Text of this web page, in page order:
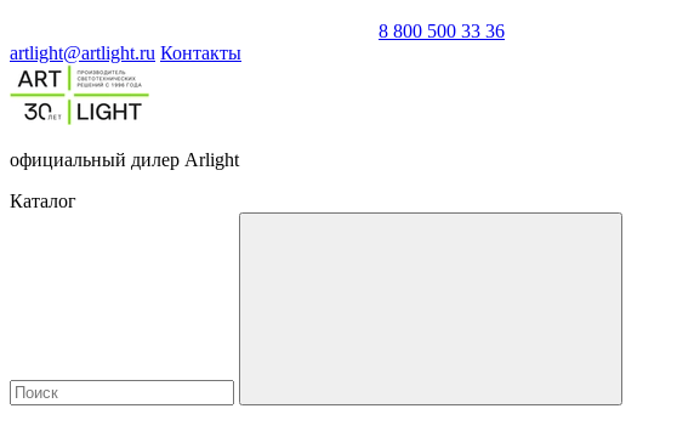
8 800 500 33 36
artlight@artlight.ru Контакты
официальный дилер Arlight
Каталог